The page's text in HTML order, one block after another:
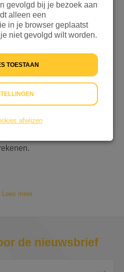
€ 50
transactiekosten en betaal
de transactiekosten
zijn onzeAlgemene
van toepassing.
Lees meer
de nieuwsbrief
gevolgd bij je bezoek aan
alleen een
in je browser geplaatst
niet gevolgd wilt worden.
TOESTAAN
afwijzen